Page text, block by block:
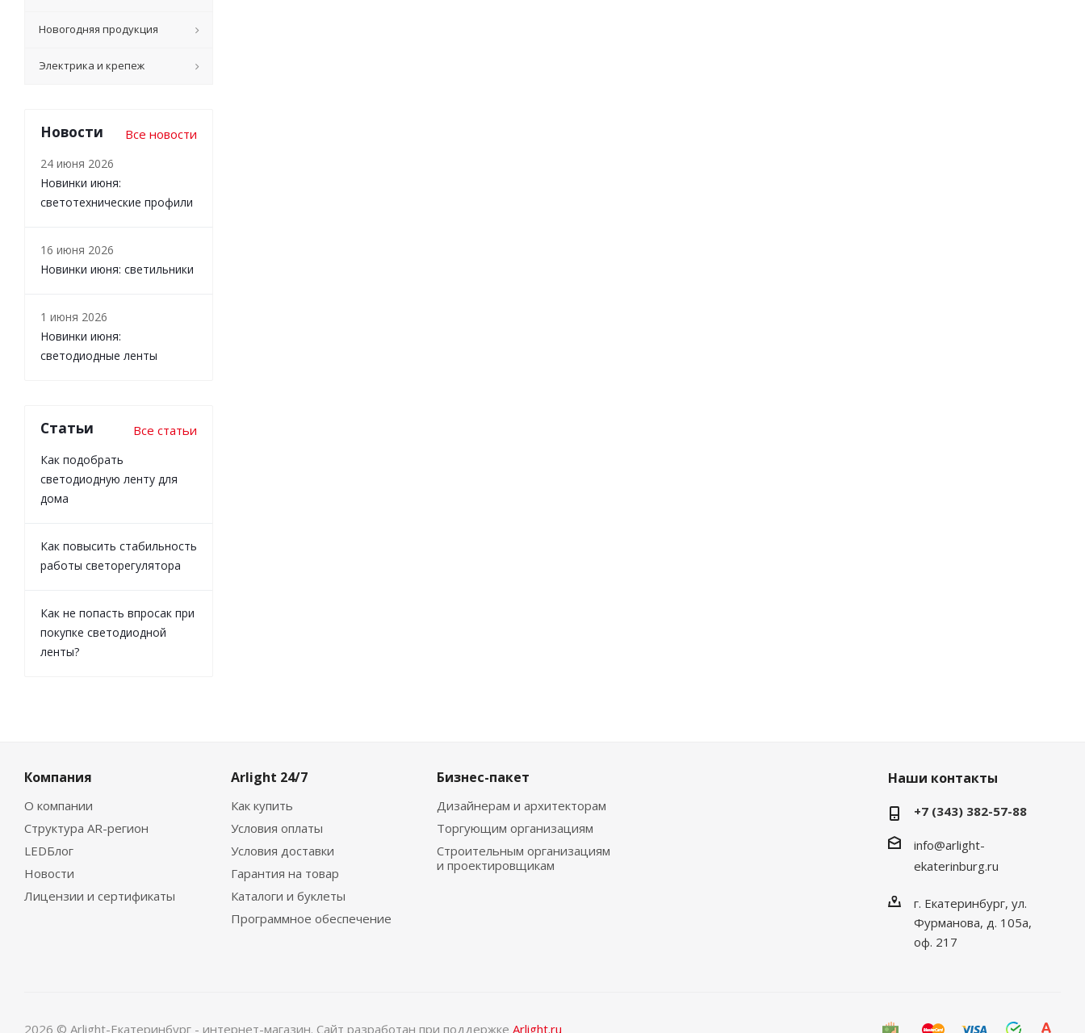
Новогодняя продукция
Электрика и крепеж
Новости Все новости
24 июня 2026
Новинки июня:
светотехнические профили
16 июня 2026
Новинки июня: светильники
1 июня 2026
Новинки июня:
светодиодные ленты
Статьи Все статьи
Как подобрать
светодиодную ленту для
дома
Как повысить стабильность
работы светорегулятора
Как не попасть впросак при
покупке светодиодной
ленты?
Компания
О компании
Структура AR-регион
LEDБлог
Новости
Лицензии и сертификаты
Arlight 24/7
Как купить
Условия оплаты
Условия доставки
Гарантия на товар
Каталоги и буклеты
Программное обеспечение
Бизнес-пакет
Дизайнерам и архитекторам
Торгующим организациям
Строительным организациям
и проектировщикам
Наши контакты
+7 (343) 382-57-88
info@arlight-
ekaterinburg.ru
г. Екатеринбург, ул.
Фурманова, д. 105а,
оф. 217
2026 © Arlight-Екатеринбург - интернет-магазин. Сайт разработан при поддержке Arlight.ru